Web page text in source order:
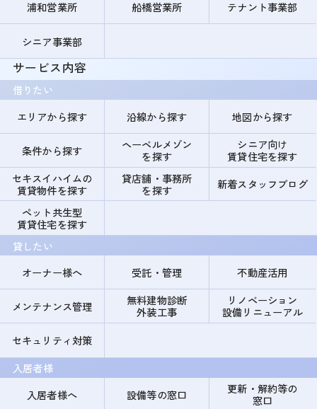
浦和営業所 船橋営業所 テナント事業部
シニア事業部
サービス内容
借りたい
エリアから探す
沿線から探す 地図から探す
条件から探す
ヘーベルメゾン
を探す
シニア向け
賃貸住宅を探す
セキスイハイムの
賃貸物件を探す
貸店舗・事務所
を探す
新着スタッフブログ
ペット共生型
賃貸住宅を探す
貸したい
オーナー様へ
受託・管理 不動産活用
メンテナンス管理
無料建物診断
外装工事
リノベーション
設備リニューアル
セキュリティ対策
入居者様
入居者様へ
設備等の窓口
更新・解約等の
窓口